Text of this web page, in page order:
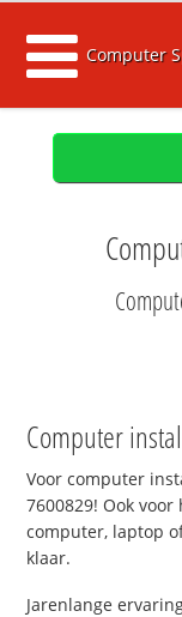
Computer
Computer
Voor computer
7600829! Ook
computer, laptop
klaar.
Jarenlange